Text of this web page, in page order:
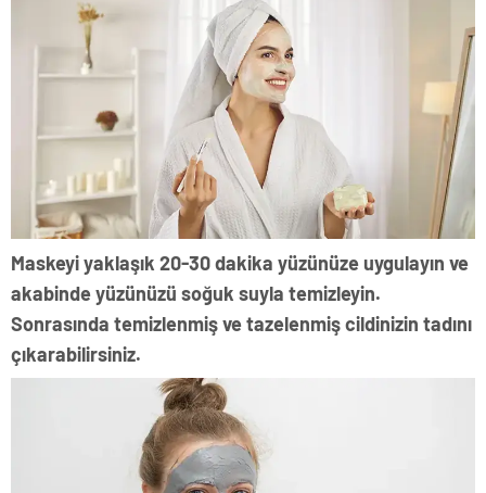
Maskeyi yaklaşık 20-30 dakika yüzünüze uygulayın ve
akabinde yüzünüzü soğuk suyla temizleyin.
Sonrasında temizlenmiş ve tazelenmiş cildinizin tadını
çıkarabilirsiniz.